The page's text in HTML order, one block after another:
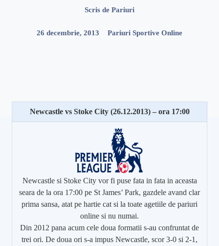
Scris de Pariuri
26 decembrie, 2013 Pariuri Sportive Online
Newcastle vs Stoke City (26.12.2013) – ora 17:00
Newcastle si Stoke City vor fi puse fata in fata in aceasta
seara de la ora 17:00 pe St James’ Park, gazdele avand clar
prima sansa, atat pe hartie cat si la toate agetiile de pariuri
online si nu numai.
Din 2012 pana acum cele doua formatii s-au confruntat de
trei ori. De doua ori s-a impus Newcastle, scor 3-0 si 2-1,